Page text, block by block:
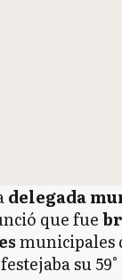
delegada
que fue
municipales
su